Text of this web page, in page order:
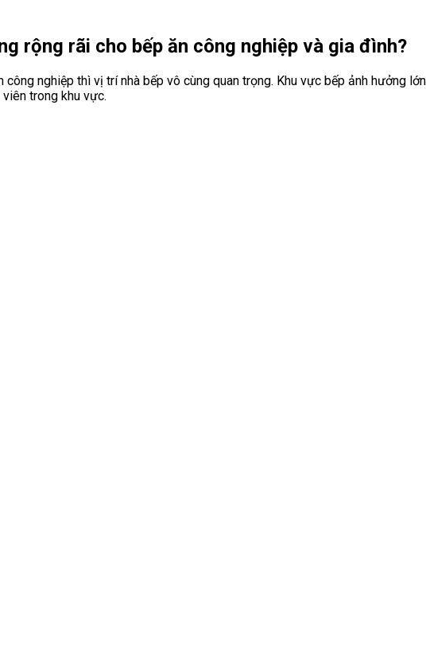
rộng rãi cho bếp ăn công nghiệp và gia đình?
công nghiệp thì vị trí nhà bếp vô cùng quan trọng. Khu vực bếp ảnh hưởng
trong khu vực.